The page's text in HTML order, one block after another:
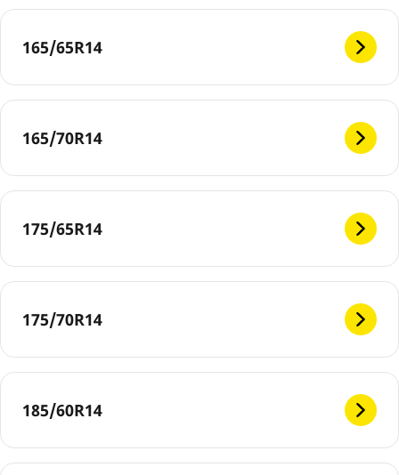
165/65R14
165/70R14
175/65R14
175/70R14
185/60R14